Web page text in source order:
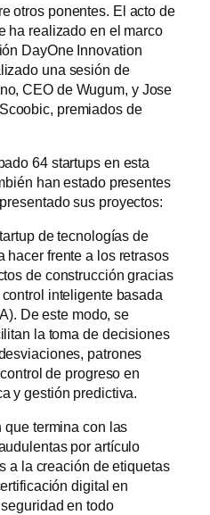
otros ponentes. El acto de
ha realizado en el marco
DayOne Innovation
una sesión de
CEO de Wugum, y Jose
premiados de
64 startups en esta
han estado presentes
sus proyectos:
de tecnologías de
hacer frente a los retrasos
de construcción gracias
inteligente basada
De este modo, se
la toma de decisiones
patrones
de progreso en
y gestión predictiva.
termina con las
por artículo
a la creación de etiquetas
digital en
en todo